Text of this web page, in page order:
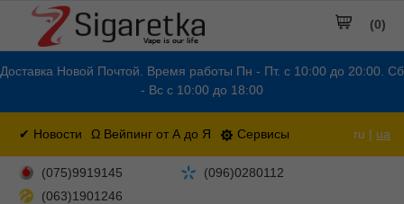
Доставка Новой Почтой. Время работы Пн - Пт. с 10:00 до 20:00. Сб
- Вс с 10:00 до 18:00
✔ Новости Ω Вейпинг от А до Я Сервисы ru | ua
(0)
(075)9919145
(096)0280112
(063)1901246